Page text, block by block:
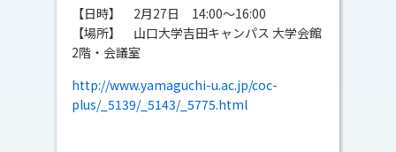
【日時】 2月27日 14:00～16:00
【場所】 山口大学吉田キャンパス 大学会館
2階・会議室
http://www.yamaguchi-u.ac.jp/coc-
plus/_5139/_5143/_5775.html